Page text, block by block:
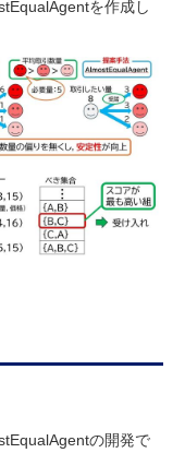
を作成し
の開発で